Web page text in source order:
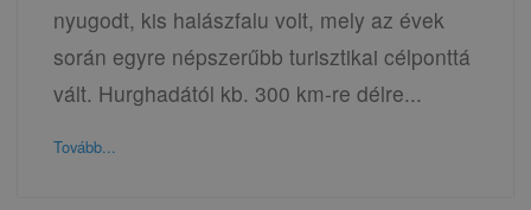
nyugodt, kis halászfalu volt, mely az évek
során egyre népszerűbb turisztikai célponttá
vált. Hurghadától kb. 300 km-re délre...
Tovább...